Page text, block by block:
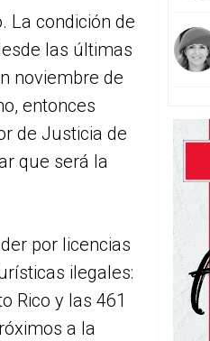
La condición de
las últimas
noviembre de
entonces
de Justicia de
que será la
por licencias
ilegales:
Rico y las 461
a la